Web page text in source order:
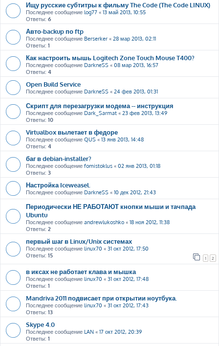
Ищу русские субтитры к фильму The Code (The Code LINUX)
Последнее сообщение log77 « 13 май 2013, 10:55
Ответы: 6
Авто-backup по ftp
Последнее сообщение Berserker « 28 мар 2013, 02:11
Ответы: 1
Как настроить мышь Logitech Zone Touch Mouse T400?
Последнее сообщение DarkneSS « 08 мар 2013, 16:57
Ответы: 4
Open Build Service
Последнее сообщение DarkneSS « 24 фев 2013, 01:31
Скрипт для перезагрузки модема -- инструкция
Последнее сообщение Dark_Sarmat « 23 фев 2013, 13:49
Ответы: 10
Virtualbox вылетает в федоре
Последнее сообщение QUS « 13 янв 2013, 14:48
Ответы: 4
баг в debian-installer?
Последнее сообщение fomistoklus « 02 янв 2013, 01:18
Ответы: 3
Настройка Iceweasel.
Последнее сообщение DarkneSS « 10 дек 2012, 21:43
Периодически НЕ РАБОТАЮТ кнопки мыши и тачпада
Ubuntu
Последнее сообщение andrewlukoshko « 18 ноя 2012, 11:38
Ответы: 2
первый шаг в Linux/Unix системах
Последнее сообщение linux70 « 31 окт 2012, 17:50
Ответы: 15 1 2
в иксах не работает клава и мышка
Последнее сообщение linux70 « 31 окт 2012, 17:48
Ответы: 1
Mandriva 2011 подвисает при открытии ноутбука.
Последнее сообщение linux70 « 31 окт 2012, 17:43
Ответы: 13
Skype 4.0
Последнее сообщение LAN « 17 окт 2012, 20:39
Ответы: 1